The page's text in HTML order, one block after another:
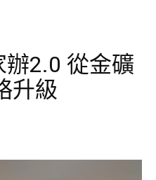
2.0 從金礦
升級